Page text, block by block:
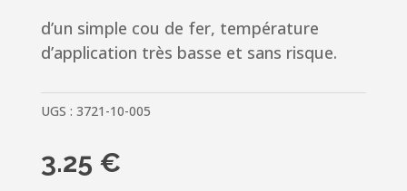
d’un simple cou de fer, température
d’application très basse et sans risque.
UGS : 3721-10-005
3.25 €